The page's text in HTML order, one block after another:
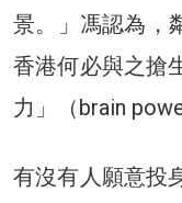
景。」馮認為，
香港何必與之搶
力」（brain
有沒有人願意投